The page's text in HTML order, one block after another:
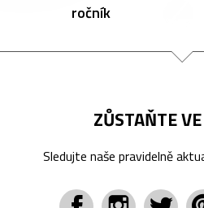
ročník
ZŮSTAŇTE
Sledujte naše pravidelně